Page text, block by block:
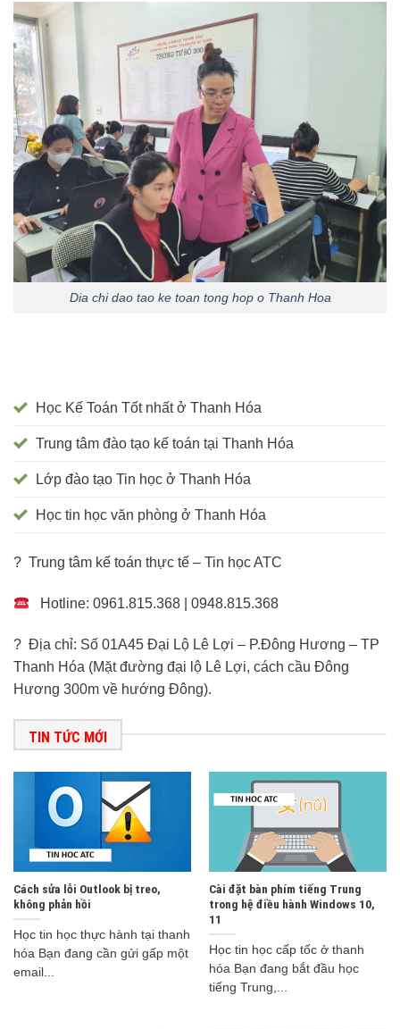
Dia chi dao tao ke toan tong hop o Thanh Hoa
Học Kế Toán Tốt nhất ở Thanh Hóa
Trung tâm đào tạo kế toán tại Thanh Hóa
Lớp đào tạo Tin học ở Thanh Hóa
Học tin học văn phòng ở Thanh Hóa
? Trung tâm kế toán thực tế – Tin học ATC
Hotline: 0961.815.368 | 0948.815.368
? Địa chỉ: Số 01A45 Đại Lộ Lê Lợi – P.Đông Hương – TP
Thanh Hóa (Mặt đường đại lộ Lê Lợi, cách cầu Đông
Hương 300m về hướng Đông).
TIN TỨC MỚI
Cách sửa lỗi Outlook bị treo,
không phản hồi
Học tin học thực hành tại thanh
hóa Bạn đang cần gửi gấp một
email...
Cài đặt bàn phím tiếng Trung
trong hệ điều hành Windows 10,
11
Học tin học cấp tốc ở thanh
hóa Bạn đang bắt đầu học
tiếng Trung,...